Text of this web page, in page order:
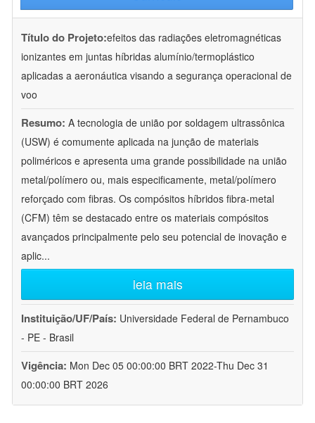
Título do Projeto:efeitos das radiações eletromagnéticas
ionizantes em juntas híbridas alumínio/termoplástico
aplicadas a aeronáutica visando a segurança operacional de
voo
Resumo: A tecnologia de união por soldagem ultrassônica
(USW) é comumente aplicada na junção de materiais
poliméricos e apresenta uma grande possibilidade na união
metal/polímero ou, mais especificamente, metal/polímero
reforçado com fibras. Os compósitos híbridos fibra-metal
(CFM) têm se destacado entre os materiais compósitos
avançados principalmente pelo seu potencial de inovação e
aplic...
leia mais
Instituição/UF/País: Universidade Federal de Pernambuco
- PE - Brasil
Vigência: Mon Dec 05 00:00:00 BRT 2022-Thu Dec 31
00:00:00 BRT 2026